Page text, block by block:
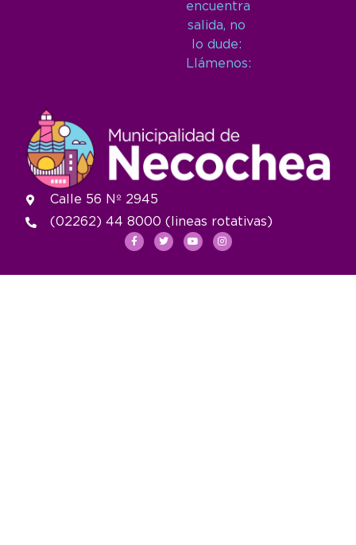
encuentra
salida, no
lo dude:
Llámenos:
Calle 56 Nº 2945
(02262) 44 8000 (lineas rotativas)